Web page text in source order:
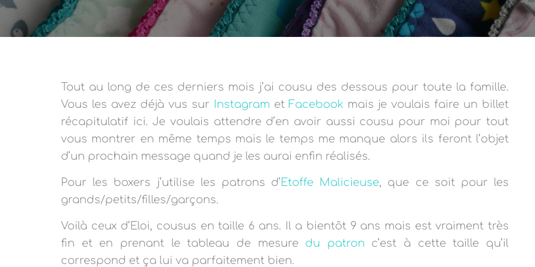
Tout au long de ces derniers mois j’ai cousu des dessous pour toute la famille.
Vous les avez déjà vus sur
Instagram et Facebook mais je voulais faire un billet
récapitulatif ici. Je voulais attendre d’en avoir aussi cousu pour moi pour tout
vous montrer en même temps mais le temps me manque alors ils feront l’objet
d’un prochain message quand je les aurai enfin réalisés.
Pour les boxers j’utilise les patrons d’ Etoffe Malicieuse, que ce soit pour les
grands/petits/filles/garçons.
Voilà ceux d’Eloi, cousus en taille 6 ans. Il a bientôt 9 ans mais est vraiment très
fin et en prenant le tableau de mesure du patron c’est à cette taille qu’il
correspond et ça lui va parfaitement bien.